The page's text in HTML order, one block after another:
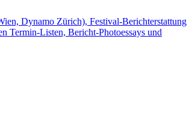
Dynamo Zürich), Festival-Berichterstattung
Termin-Listen, Bericht-Photoessays und